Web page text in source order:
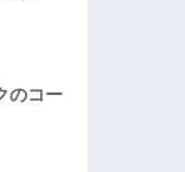
のコー